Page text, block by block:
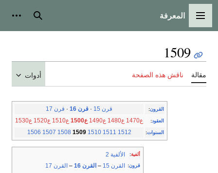
القائمة الرئيسية
المعرفة بحث
1509
مقالة ناقش هذه الصفحة أدوات
القرون: قرن 15 · قرن 16 · قرن 17
العقود: ع1470 ع1480 ع1490 ع1500 ع1510 ع1520 ع1530
السنوات:
1506 1507 1508 1509 1510 1511 1512
ألفية: الألفية 2
قرون: القرن 15 – القرن 16 – القرن 17